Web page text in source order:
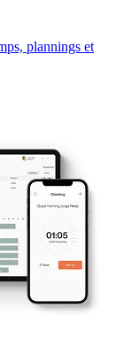
plannings et